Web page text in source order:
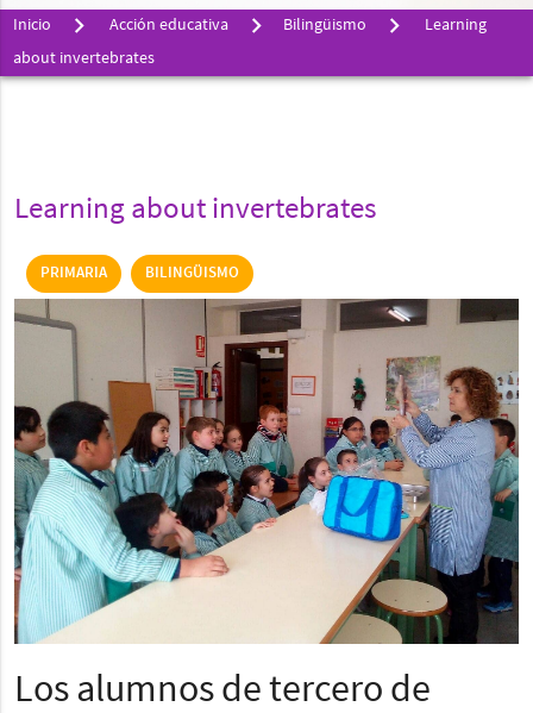
Inicio Acción educativa Bilingüismo
Learning
about invertebrates
Learning about invertebrates
PRIMARIA BILINGÜISMO
Los alumnos de tercero de